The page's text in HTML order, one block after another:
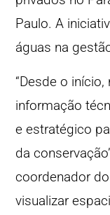
Paulo. A
águas na
“Desde o
informação
e estratégico
da
coordenador
visualizar